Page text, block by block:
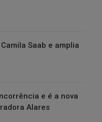
Saab e amplia
e é a nova
Alares